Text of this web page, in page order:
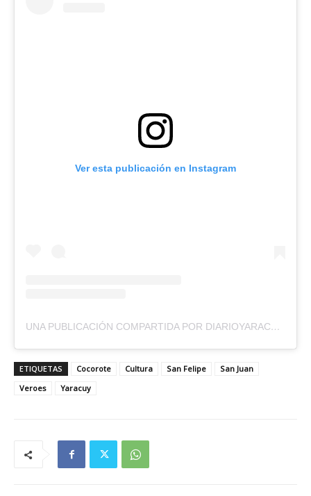
Ver esta publicación en Instagram
UNA PUBLICACIÓN COMPARTIDA POR DIARIOYARACUYALDIA (@DIARIOYARACUYALDIA)
ETIQUETAS Cocorote Cultura San Felipe
San Juan
Veroes
Yaracuy